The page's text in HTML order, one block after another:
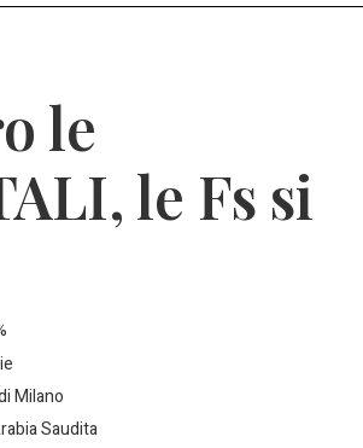
le
le Fs si
Milano
Saudita